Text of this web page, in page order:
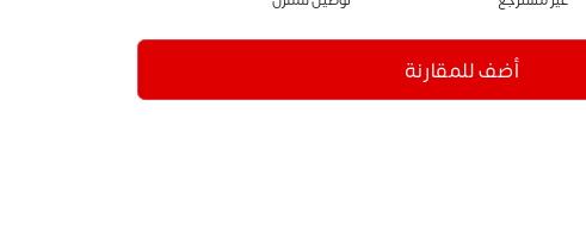
أضف للمقارنة